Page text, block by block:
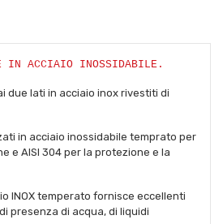
IN ACCIAIO INOSSIDABILE.
due lati in acciaio inox rivestiti di
in acciaio inossidabile temprato per
e AISI 304 per la protezione e la
INOX temperato fornisce eccellenti
presenza di acqua, di liquidi